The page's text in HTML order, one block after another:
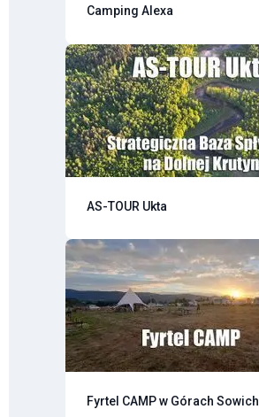
Camping Alexa
AS-TOUR Ukta
Fyrtel CAMP w Górach Sowich